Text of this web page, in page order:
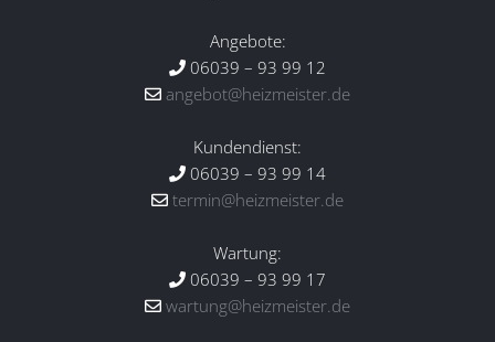
Angebote:
06039 – 93 99 12
angebot@heizmeister.de
Kundendienst:
06039 – 93 99 14
termin@heizmeister.de
Wartung:
06039 – 93 99 17
wartung@heizmeister.de